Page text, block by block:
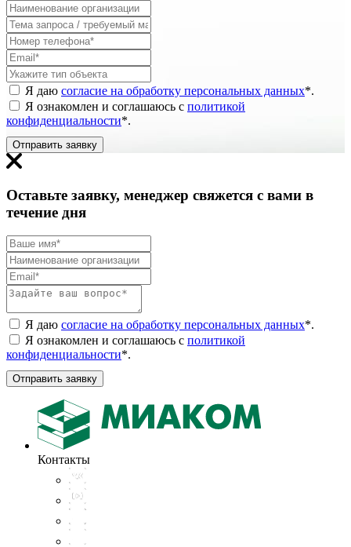
Я даю согласие на обработку персональных данных*.
Я ознакомлен и соглашаюсь с политикой
конфиденциальности*.
Отправить заявку
Оставьте заявку, менеджер свяжется с вами в
течение дня
Я даю согласие на обработку персональных данных*.
Я ознакомлен и соглашаюсь с политикой
конфиденциальности*.
Отправить заявку
Контакты